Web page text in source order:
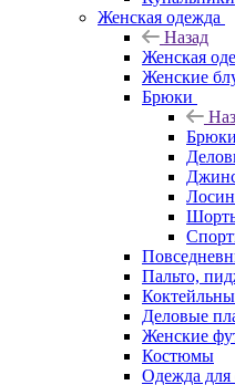
Женская одежда
Назад
Женская
Женские
Брюки
Брюки
Пальто,
Деловые
Женские
Костюмы
Одежда для